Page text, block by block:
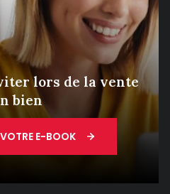
lors de la vente
bien
E-BOOK